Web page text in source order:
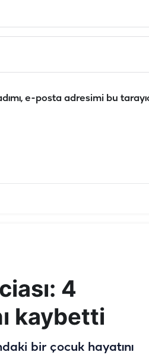
e-posta adresimi bu
4
kaybetti
bir çocuk hayatını